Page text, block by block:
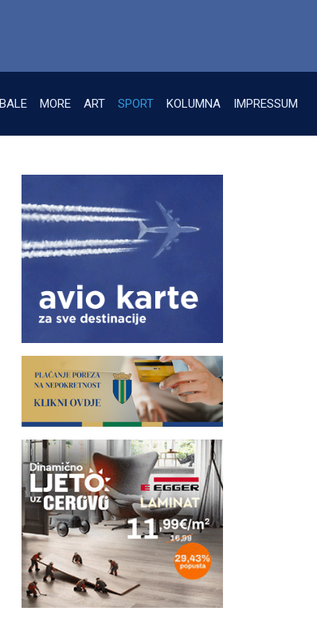
MORE ART SPORT KOLUMNA IMPRESSUM